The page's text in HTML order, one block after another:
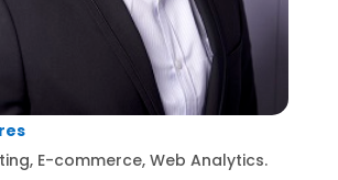
E-commerce, Web Analytics.